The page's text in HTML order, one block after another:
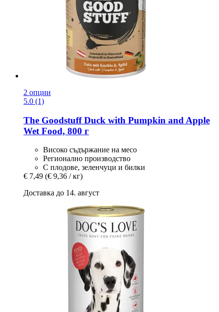
2 опции
5.0 (1)
The GoodstuffDuck with Pumpkin and Apple
Wet Food, 800 г
Високо съдържание на месо
Регионално производство
С плодове, зеленчуци и билки
€ 7,49 (€ 9,36 / кг)
Доставка до 14. август